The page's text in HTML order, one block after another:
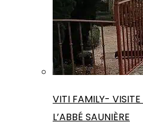
VITI FAMILY-
L’ABBÉ SAUNIÈRE